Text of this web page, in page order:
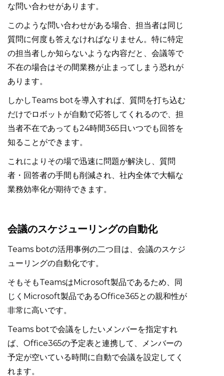
な問い合わせがあります。
このような問い合わせがある場合、担当者は同じ
質問に何度も答えなければなりません。特に特定
の担当者しか知らないような内容だと、会議等で
不在の場合はその間業務が止まってしまう恐れが
あります。
しかしTeams botを導入すれば、質問を打ち込む
だけでロボットが自動で応答してくれるので、担
当者不在であっても24時間365日いつでも回答を
知ることができます。
これによりその場で迅速に問題が解決し、質問
者・回答者の手間も削減され、社内全体で大幅な
業務効率化が期待できます。
会議のスケジューリングの自動化
Teams botの活用事例の二つ目は、会議のスケジ
ューリングの自動化です。
そもそもTeamsはMicrosoft製品であるため、同
じくMicrosoft製品であるOffice365との親和性が
非常に高いです。
Teams botで会議をしたいメンバーを指定すれ
ば、Office365の予定表と連携して、メンバーの
予定が空いている時間に自動で会議を設定してく
れます。